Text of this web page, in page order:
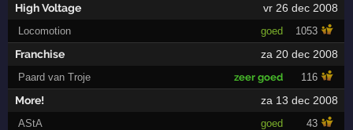
High Voltage vr 26 dec 2008
Locomotion goed 1053
Franchise za 20 dec 2008
Paard van Troje zeer goed 116
More! za 13 dec 2008
AStA goed 43